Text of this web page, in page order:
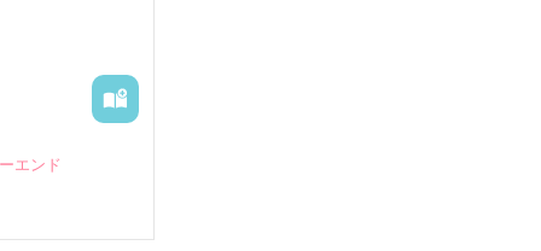
エンド